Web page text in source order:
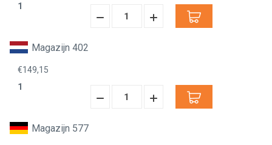
1
Hoeveelheid
Hoeveelheid
Magazijn 402
€149,15
1
Hoeveelheid
Hoeveelheid
Magazijn 577